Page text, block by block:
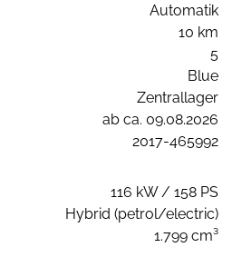
Automatik
10 km
5
Blue
Zentrallager
ab ca. 09.08.2026
2017-465992
116 kW / 158 PS
Hybrid (petrol/electric)
1.799 cm³